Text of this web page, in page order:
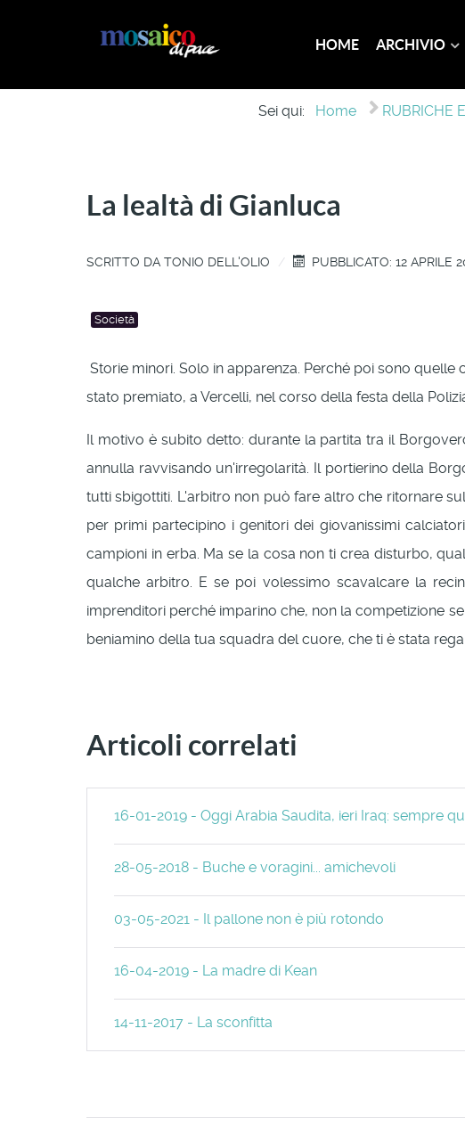
HOME ARCHIVIO
Sei qui: Home RUBRICHE
La lealtà di Gianluca
SCRITTO DA TONIO DELL'OLIO PUBBLICATO: 12 APRILE
Società
Storie minori. Solo in apparenza. Perché poi sono
stato premiato, a Vercelli, nel corso della festa della
Il motivo è subito detto: durante la partita tra il
annulla ravvisando un'irregolarità. Il portierino della
tutti sbigottiti. L'arbitro non può fare altro che ritornare
per primi partecipino i genitori dei giovanissimi
campioni in erba. Ma se la cosa non ti crea disturbo,
qualche arbitro. E se poi volessimo scavalcare la
imprenditori perché imparino che, non la competizione
beniamino della tua squadra del cuore, che ti è stata
Articoli correlati
16-01-2019 - Oggi Arabia Saudita, ieri Iraq: sempre
28-05-2018 - Buche e voragini... amichevoli
03-05-2021 - Il pallone non è più rotondo
16-04-2019 - La madre di Kean
14-11-2017 - La sconfitta